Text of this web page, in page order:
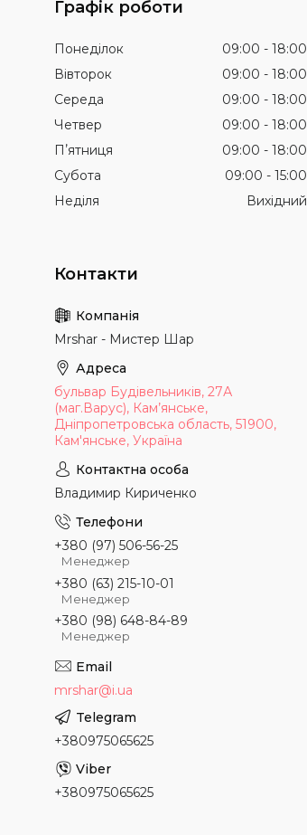
Графік роботи
Понеділок 09:00
18:00
Вівторок
09:00
18:00
Середа
09:00
18:00
Четвер
09:00
18:00
Пʼятниця
09:00
18:00
Субота
09:00
15:00
Неділя
Вихідний
Mrshar - Мистер Шар
бульвар Будівельників, 27А
(маг.Варус), Кам’янське,
Дніпропетровська область, 51900,
Кам'янське, Україна
Владимир Кириченко
+380 (97) 506-56-25
Менеджер
+380 (63) 215-10-01
Менеджер
+380 (98) 648-84-89
Менеджер
mrshar@i.ua
+380975065625
+380975065625